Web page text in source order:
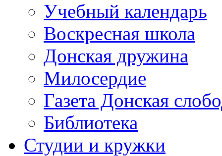
Учебный календарь
Воскресная школа
Донская дружина
Милосердие
Газета Донская
Библиотека
Студии и кружки